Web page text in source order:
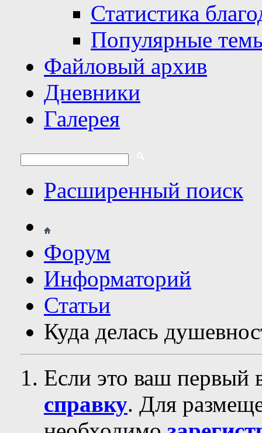
Статистика
Популярные
Файловый архив
Дневники
Галерея
Расширенный поиск
Форум
Информаторий
Статьи
Куда делась
Если это ваш первый
справку. Для